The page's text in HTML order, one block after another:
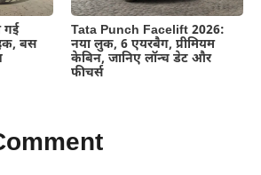
गई
बस
Tata Punch Facelift 2026:
नया लुक, 6 एयरबैग, प्रीमियम
केबिन, जानिए लॉन्च डेट और
फीचर्स